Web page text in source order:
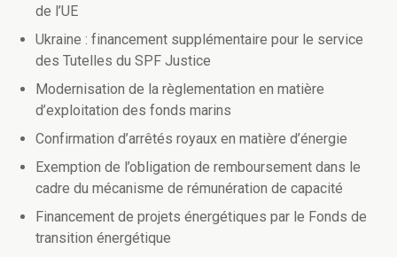
de l’UE
Ukraine : financement supplémentaire pour le service
des Tutelles du SPF Justice
Modernisation de la règlementation en matière
d’exploitation des fonds marins
Confirmation d’arrêtés royaux en matière d’énergie
Exemption de l’obligation de remboursement dans le
cadre du mécanisme de rémunération de capacité
Financement de projets énergétiques par le Fonds de
transition énergétique